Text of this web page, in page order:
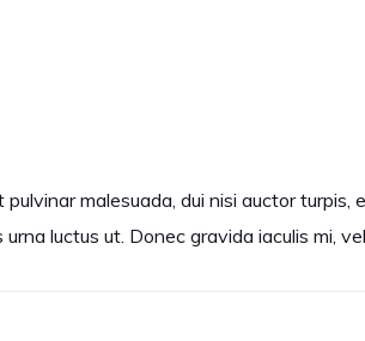
malesuada, dui nisi auctor turpis,
luctus ut. Donec gravida iaculis mi,